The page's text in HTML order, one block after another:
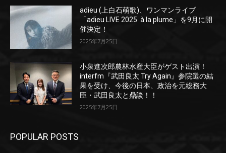
adieu (上白石萌歌)、ワンマンライブ
「adieu LIVE 2025 à la plume」を9月に開
催決定！
2025年7月25日
小泉進次郎農林水産大臣がゲスト出演！
interfm『武田良太 Try Again』参院選の結
果を受け、今後の日本、政治を元総務大
臣・武田良太と鼎談！！
2025年7月25日
POPULAR POSTS